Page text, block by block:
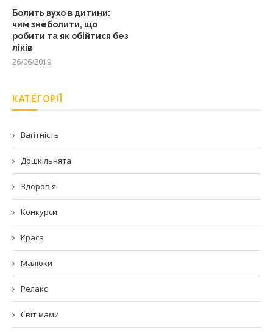
Болить вухо в дитини:
чим знеболити, що
робити та як обійтися без
ліків
26/06/2019
КАТЕГОРІЇ
Вагітність
Дошкільнята
Здоров'я
Конкурси
Краса
Малюки
Релакс
Світ мами